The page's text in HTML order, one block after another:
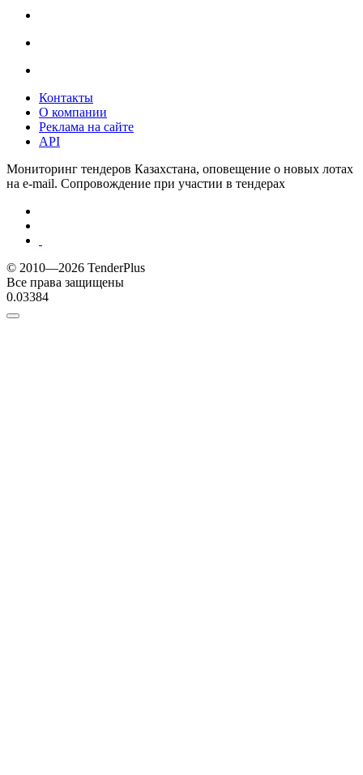
Контакты
О компании
Реклама на сайте
API
Мониторинг тендеров Казахстана, оповещение о новых лотах
на e-mail. Сопровождение при участии в тендерах
© 2010—2026 TenderPlus
Все права защищены
0.03384